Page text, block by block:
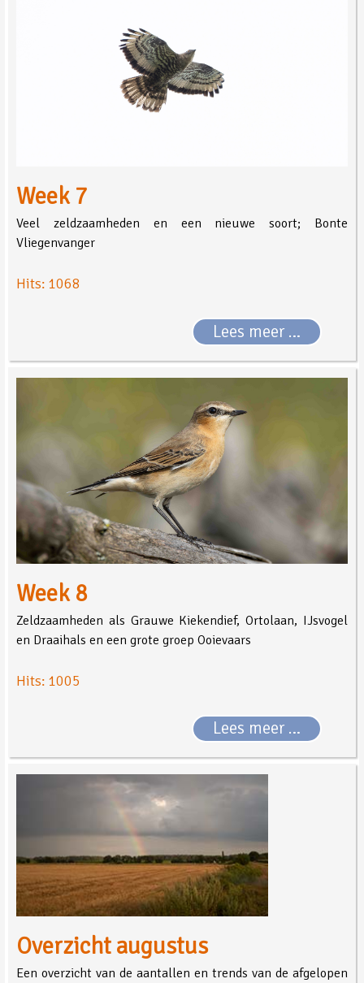
Week 7
Veel zeldzaamheden en een nieuwe soort; Bonte
Vliegenvanger
Hits: 1068
Lees meer …
Week 8
Zeldzaamheden als Grauwe Kiekendief, Ortolaan, IJsvogel
en Draaihals en een grote groep Ooievaars
Hits: 1005
Lees meer …
Overzicht augustus
Een overzicht van de aantallen en trends van de afgelopen